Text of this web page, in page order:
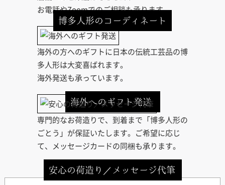
博多人形のコーディネート
お電話やZoomでのご相談も承ります。
海外へのギフト発送
海外の方へのギフトに日本の伝統工芸品の博
多人形は大変喜ばれます。
海外発送も承っています。
安心の荷造り／メッセージ代筆
専門的なお荷造りで、到着まで「博多人形の
ごとう」が保証いたします。ご希望に応じ
て、メッセージカードの同梱も承ります。